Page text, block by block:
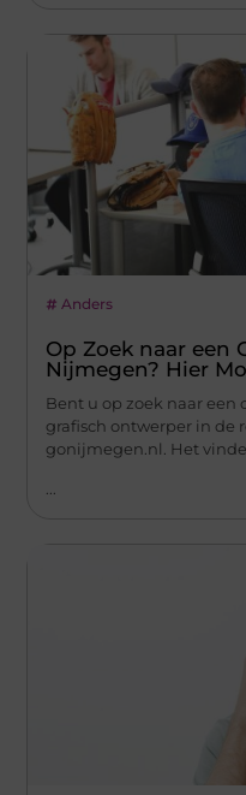
Anders
Op Zoek naar een
Nijmegen? Hier
Bent u op zoek naar een
grafisch ontwerper in de
gonijmegen.nl. Het
...